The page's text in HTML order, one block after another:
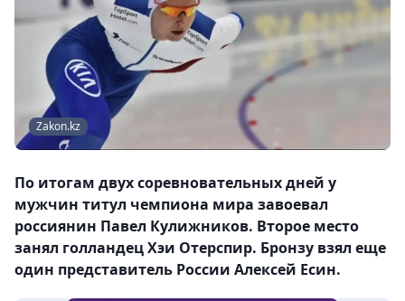
Zakon.kz
По итогам двух соревновательных дней у
мужчин титул чемпиона мира завоевал
россиянин Павел Кулижников. Второе место
занял голландец Хэи Отерспир. Бронзу взял еще
один представитель России Алексей Есин.